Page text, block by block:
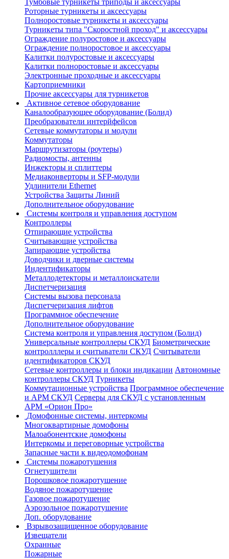
Тумбовые турникеты триподы и аксессуары
Роторные турникеты и аксессуары
Полноростовые турникеты и аксессуары
Турникеты типа "Скоростной проход" и аксессуары
Ограждение полуростовое и аксессуары
Ограждение полноростовое и аксессуары
Калитки полуростовые и аксессуары
Калитки полноростовые и аксессуары
Электронные проходные и аксессуары
Картоприемники
Прочие аксессуары для турникетов
Активное сетевое оборудование
Каналообразующее оборудование (Болид)
Преобразователи интерйфейсов
Сетевые коммутаторы и модули
Коммутаторы
Маршрутизаторы (роутеры)
Радиомосты, антенны
Инжекторы и сплиттеры
Медиаконверторы и SFP-модули
Удлинители Ethernet
Устройства Защиты Линий
Дополнительное оборудование
Системы контроля и управления доступом
Контроллеры
Отпирающие устройства
Считывающие устройства
Запирающие устройства
Доводчики и дверные системы
Индентификаторы
Металлодетекторы и металлоискатели
Диспетчеризация
Системы вызова персонала
Диспетчеризация лифтов
Программное обеспечение
Дополнительное оборудование
Система контроля и управления доступом (Болид)
Универсальные контроллеры СКУД Биометрические
контролллеры и считыватели СКУД Считыватели
идентификаторов СКУД
Сетевые контроллеры и блоки индикации Автономные
контроллеры СКУД Турникеты
Коммутационные устройства Программное обеспечение
и АРМ СКУД Серверы для СКУД с установленным
АРМ «Орион Про»
Домофонные системы, интеркомы
Многоквартирные домофоны
Малоабонентские домофоны
Интеркомы и переговорные устройства
Запасные части к видеодомофонам
Системы пожаротушения
Огнетушители
Порошковое пожаротушение
Водяное пожаротушение
Газовое пожаротушение
Аэрозольное пожаротушение
Доп. оборудование
Взрывозащищенное оборудование
Извещатели
Охранные
Пожарные